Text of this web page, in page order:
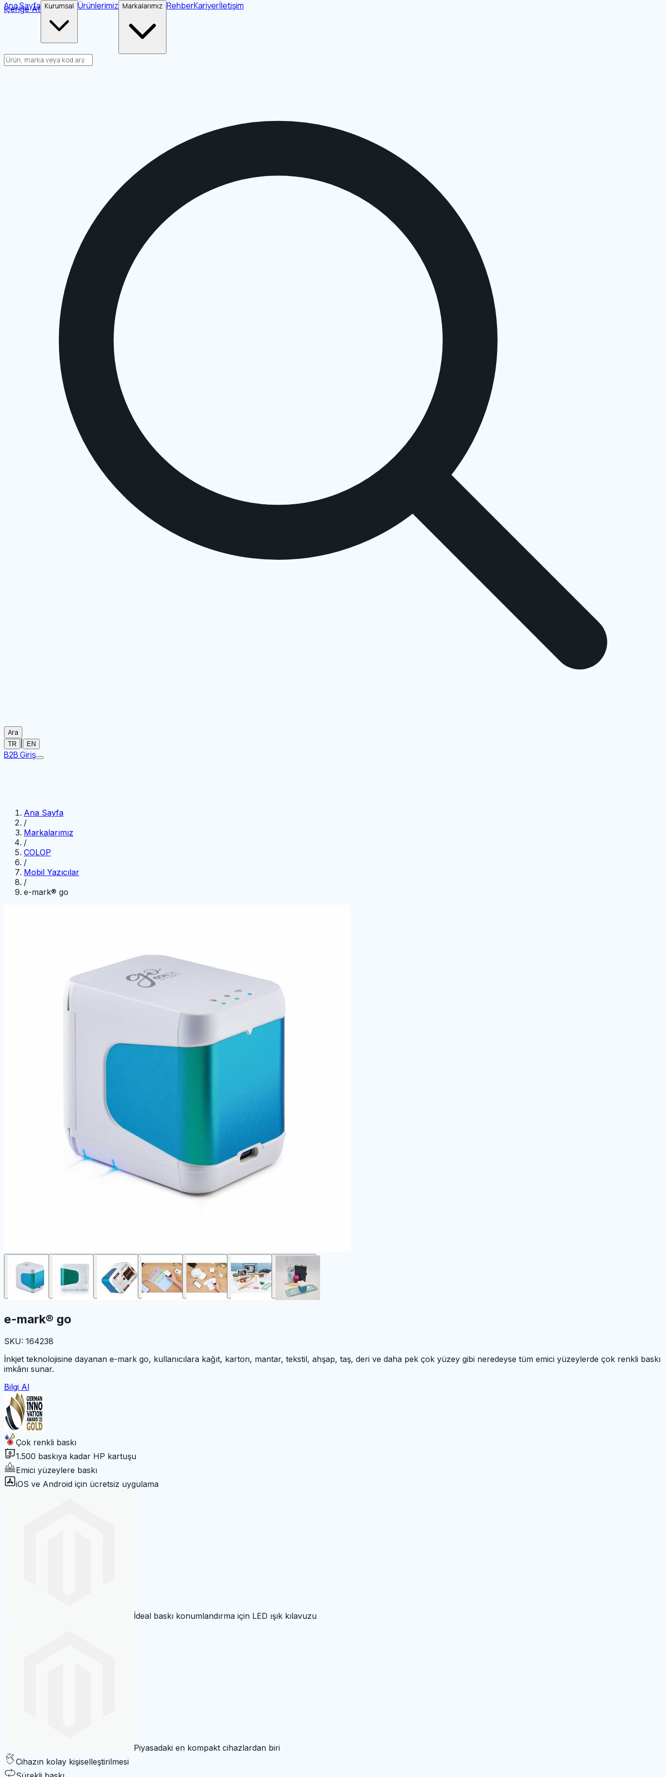
İçeriğe Atla
Ana Sayfa Kurumsal Ürünlerimiz Markalarımız RehberKariyerİletişim
Ara
TR EN
B2B Giriş
Ana Sayfa
/
Markalarımız
/
COLOP
/
Mobil Yazıcılar
/
e-mark® go
e-mark® go
SKU: 164238
İnkjet teknolojisine dayanan e-mark go, kullanıcılara kağıt, karton, mantar, tekstil, ahşap, taş, deri ve daha pek çok yüzey gibi neredeyse tüm emici yüzeylerde çok renkli baskı
imkânı sunar.
Bilgi Al
Çok renkli baskı
1.500 baskıya kadar HP kartuşu
Emici yüzeylere baskı
iOS ve Android için ücretsiz uygulama
İdeal baskı konumlandırma için LED ışık kılavuzu
Piyasadaki en kompakt cihazlardan biri
Cihazın kolay kişiselleştirilmesi